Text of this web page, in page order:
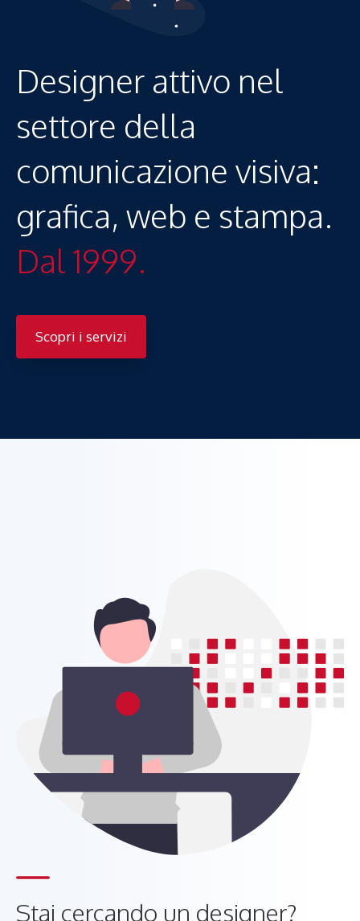
Designer attivo nel
settore della
comunicazione visiva:
grafica, web e stampa.
Dal 1999.
Scopri i servizi
Stai cercando un designer?